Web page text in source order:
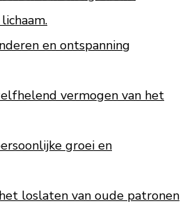
en ontspanning
vermogen van het
groei en
loslaten van oude patronen